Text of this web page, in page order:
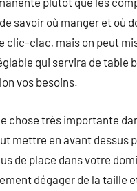
savoir où manger et où
clic-clac, mais on peut
qui servira de table
vos besoins.
chose très importante
mettre en avant dessus
de place dans votre
dégager de la taille